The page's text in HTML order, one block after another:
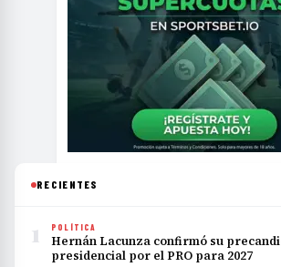
RECIENTES
1 POLÍTICA
Hernán Lacunza confirmó su
presidencial por el PRO para 2027